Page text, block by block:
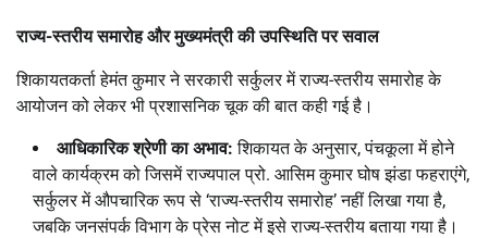
राज्य-स्तरीय समारोह और मुख्यमंत्री की उपस्थिति पर सवाल
शिकायतकर्ता हेमंत कुमार ने सरकारी सर्कुलर में राज्य-स्तरीय समारोह के
आयोजन को लेकर भी प्रशासनिक चूक की बात कही गई है।
आधिकारिक श्रेणी का अभाव: शिकायत के अनुसार, पंचकूला में होने
वाले कार्यक्रम को जिसमें राज्यपाल प्रो. आसिम कुमार घोष झंडा फहराएंगे,
सर्कुलर में औपचारिक रूप से ‘राज्य-स्तरीय समारोह’ नहीं लिखा गया है,
जबकि जनसंपर्क विभाग के प्रेस नोट में इसे राज्य-स्तरीय बताया गया है।